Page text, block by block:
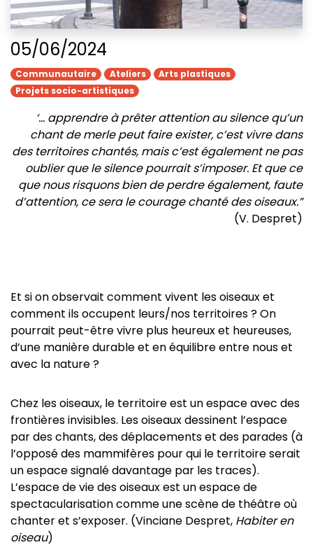
05/06/2024
Communautaire Ateliers
Arts plastiques
Projets socio-artistiques
‘... apprendre à prêter attention au silence qu’un
chant de merle peut faire exister, c’est vivre dans
des territoires chantés, mais c’est également ne pas
oublier que le silence pourrait s’imposer. Et que ce
que nous risquons bien de perdre également, faute
d’attention, ce sera le courage chanté des oiseaux.”
(V. Despret)
Et si on observait comment vivent les oiseaux et
comment ils occupent leurs/nos territoires ? On
pourrait peut-être vivre plus heureux et heureuses,
d’une manière durable et en équilibre entre nous et
avec la nature ?
Chez les oiseaux, le territoire est un espace avec des
frontières invisibles. Les oiseaux dessinent l’espace
par des chants, des déplacements et des parades (à
l’opposé des mammifères pour qui le territoire serait
un espace signalé davantage par les traces).
L’espace de vie des oiseaux est un espace de
spectacularisation comme une scène de théâtre où
chanter et s’exposer. (Vinciane Despret, Habiter en
oiseau)